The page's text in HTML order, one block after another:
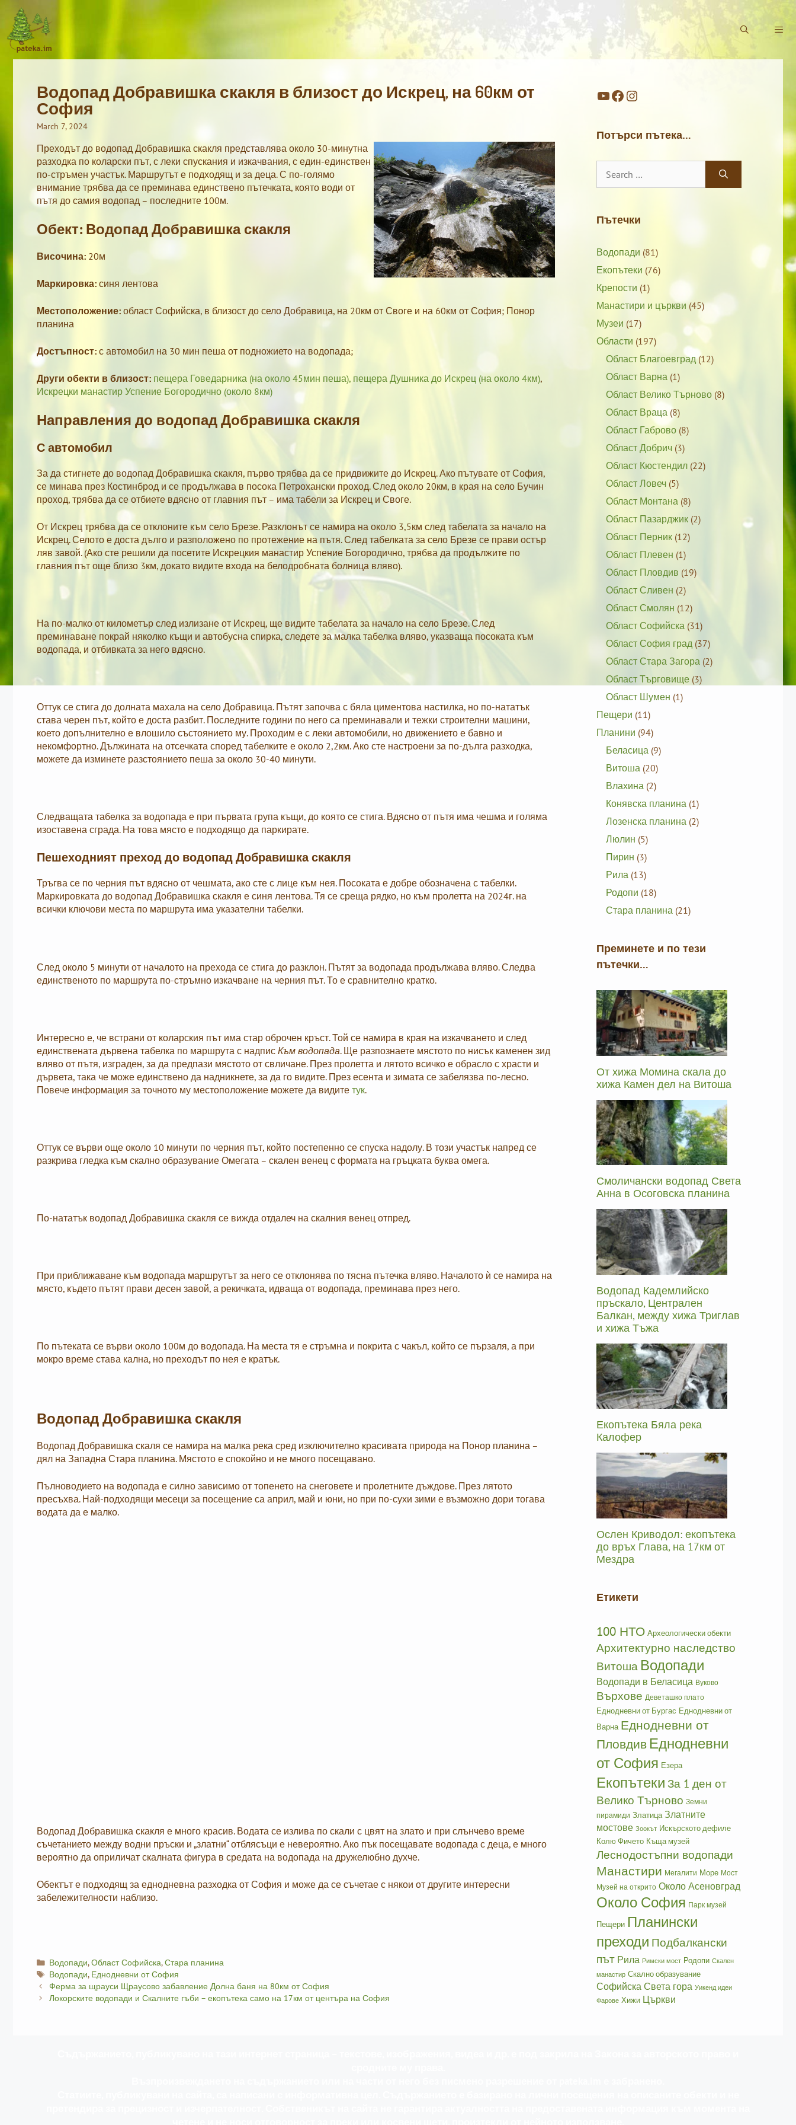
content
Водопад Добравишка скакля в близост до Искрец, на 60км от
София
March 7, 2024
Преходът до водопад Добравишка скакля представлява около 30-минутна
разходка по коларски път, с леки спускания и изкачвания, с един-единствен
по-стръмен участък. Маршрутът е подходящ и за деца. С по-голямо
внимание трябва да се преминава единствено пътечката, която води от
пътя до самия водопад – последните 100м.
Обект: Водопад Добравишка скакля
Височина: 20м
Маркировка: синя лентова
Местоположение: област Софийска, в близост до село Добравица, на 20км от Своге и на 60км от София; Понор
планина
Достъпност: с автомобил на 30 мин пеша от подножието на водопада;
Други обекти в близост: пещера Говедарника (на около 45мин пеша), пещера Душника до Искрец (на около 4км),
Искрецки манастир Успение Богородично (около 8км)
Направления до водопад Добравишка скакля
С автомобил
За да стигнете до водопад Добравишка скакля, първо трябва да се придвижите до Искрец. Ако пътувате от София,
се минава през Костинброд и се продължава в посока Петрохански проход. След около 20км, в края на село Бучин
проход, трябва да се отбиете вдясно от главния път – има табели за Искрец и Своге.
От Искрец трябва да се отклоните към село Брезе. Разклонът се намира на около 3,5км след табелата за начало на
Искрец. Селото е доста дълго и разположено по протежение на пътя. След табелката за село Брезе се прави остър
ляв завой. (Ако сте решили да посетите Искрецкия манастир Успение Богородично, трябва да продължите по
главния път още близо 3км, докато видите входа на белодробната болница вляво).
На по-малко от километър след излизане от Искрец, ще видите табелата за начало на село Брезе. След
преминаване покрай няколко къщи и автобусна спирка, следете за малка табелка вляво, указваща посоката към
водопада, и отбивката за него вдясно.
Оттук се стига до долната махала на село Добравица. Пътят започва с бяла циментова настилка, но по-нататък
става черен път, който е доста разбит. Последните години по него са преминавали и тежки строителни машини,
което допълнително е влошило състоянието му. Проходим е с леки автомобили, но движението е бавно и
некомфортно. Дължината на отсечката според табелките е около 2,2км. Ако сте настроени за по-дълга разходка,
можете да изминете разстоянието пеша за около 30-40 минути.
Следващата табелка за водопада е при първата група къщи, до която се стига. Вдясно от пътя има чешма и голяма
изоставена сграда. На това място е подходящо да паркирате.
Пешеходният преход до водопад Добравишка скакля
Тръгва се по черния път вдясно от чешмата, ако сте с лице към нея. Посоката е добре обозначена с табелки.
Маркировката до водопад Добравишка скакля е синя лентова. Тя се среща рядко, но към пролетта на 2024г. на
всички ключови места по маршрута има указателни табелки.
След около 5 минути от началото на прехода се стига до разклон. Пътят за водопада продължава вляво. Следва
единственото по маршрута по-стръмно изкачване на черния път. То е сравнително кратко.
Интересно е, че встрани от коларския път има стар оброчен кръст. Той се намира в края на изкачването и след
единствената дървена табелка по маршрута с надпис Към водопада. Ще разпознаете мястото по нисък каменен зид
вляво от пътя, изграден, за да предпази мястото от свличане. През пролетта и лятото всичко е обрасло с храсти и
дървета, така че може единствено да надникнете, за да го видите. През есента и зимата се забелязва по-лесно.
Повече информация за точното му местоположение можете да видите тук.
Оттук се върви още около 10 минути по черния път, който постепенно се спуска надолу. В този участък напред се
разкрива гледка към скално образувание Омегата – скален венец с формата на гръцката буква омега.
По-нататък водопад Добравишка скакля се вижда отдалеч на скалния венец отпред.
При приближаване към водопада маршрутът за него се отклонява по тясна пътечка вляво. Началото ѝ се намира на
място, където пътят прави десен завой, а рекичката, идваща от водопада, преминава през него.
По пътеката се върви около 100м до водопада. На места тя е стръмна и покрита с чакъл, който се пързаля, а при
мокро време става кална, но преходът по нея е кратък.
Водопад Добравишка скакля
Водопад Добравишка скаля се намира на малка река сред изключително красивата природа на Понор планина –
дял на Западна Стара планина. Мястото е спокойно и не много посещавано.
Пълноводието на водопада е силно зависимо от топенето на снеговете и пролетните дъждове. През лятото
пресъхва. Най-подходящи месеци за посещение са април, май и юни, но при по-сухи зими е възможно дори тогава
водата да е малко.
Водопад Добравишка скакля е много красив. Водата се излива по скали с цвят на злато и при слънчево време
съчетанието между водни пръски и „златни“ отблясъци е невероятно. Ако пък посещавате водопада с деца, е много
вероятно да оприличат скалната фигура в средата на водопада на дружелюбно духче.
Обектът е подходящ за еднодневна разходка от София и може да се съчетае с някои от другите интересни
забележителности наблизо.
Categories
Водопади,Област Софийска,Стара планина
Tags
Водопади, Еднодневни от София
Ферма за щрауси Щраусово забавление Долна баня на 80км от София
Локорските водопади и Скалните гъби – екопътека само на 17км от центъра на София
YouTube
Facebook
Instagram
Потърси пътека…
for:
Пътечки
Водопади (81)
Екопътеки (76)
Крепости (1)
Манастири и църкви (45)
Музеи (17)
Области (197)
Област Благоевград(12)
Област Варна (1)
Област Велико Търново (8)
Област Враца (8)
Област Габрово (8)
Област Добрич (3)
Област Кюстендил (22)
Област Ловеч (5)
Област Монтана (8)
Област Пазарджик (2)
Област Перник (12)
Област Плевен (1)
Област Пловдив (19)
Област Сливен (2)
Област Смолян (12)
Област Софийска (31)
Област София град (37)
Област Стара Загора (2)
Област Търговище (3)
Област Шумен (1)
Пещери (11)
Планини (94)
Беласица (9)
Витоша (20)
Влахина (2)
Конявска планина (1)
Лозенска планина (2)
Люлин (5)
Пирин (3)
Рила (13)
Родопи (18)
Стара планина (21)
Преминете и по тези
пътечки…
От хижа Момина скала до
хижа Камен дел на Витоша
Смоличански водопад Света
Анна в Осоговска планина
Водопад Кадемлийско
пръскало, Централен
Балкан, между хижа Триглав
и хижа Тъжа
Екопътека Бяла река
Калофер
Ослен Криводол: екопътека
до връх Глава, на 17км от
Мездра
Етикети
100 НТО Археологически обекти
Архитектурно наследство
Витоша Водопади
Водопади в Беласица Вуково
Върхове Деветашко плато
Еднодневни от Бургас Еднодневни от
Варна Еднодневни от
Пловдив Еднодневни
от София Езера
Екопътеки За 1 ден от
Велико Търново Земни
пирамиди Златица Златните
мостове Зоокът Искърското дефиле
Колю Фичето Къща музей
Леснодостъпни водопади
Манастири Мегалити Море Мост
Музей на открито Около Асеновград
Около София Парк музей
Пещери Планински
преходи Подбалкански
път Рила Римски мост Родопи Скален
манастир Скално образувание
Софийска Света гора Уикенд идеи
Фарове Хижи Църкви